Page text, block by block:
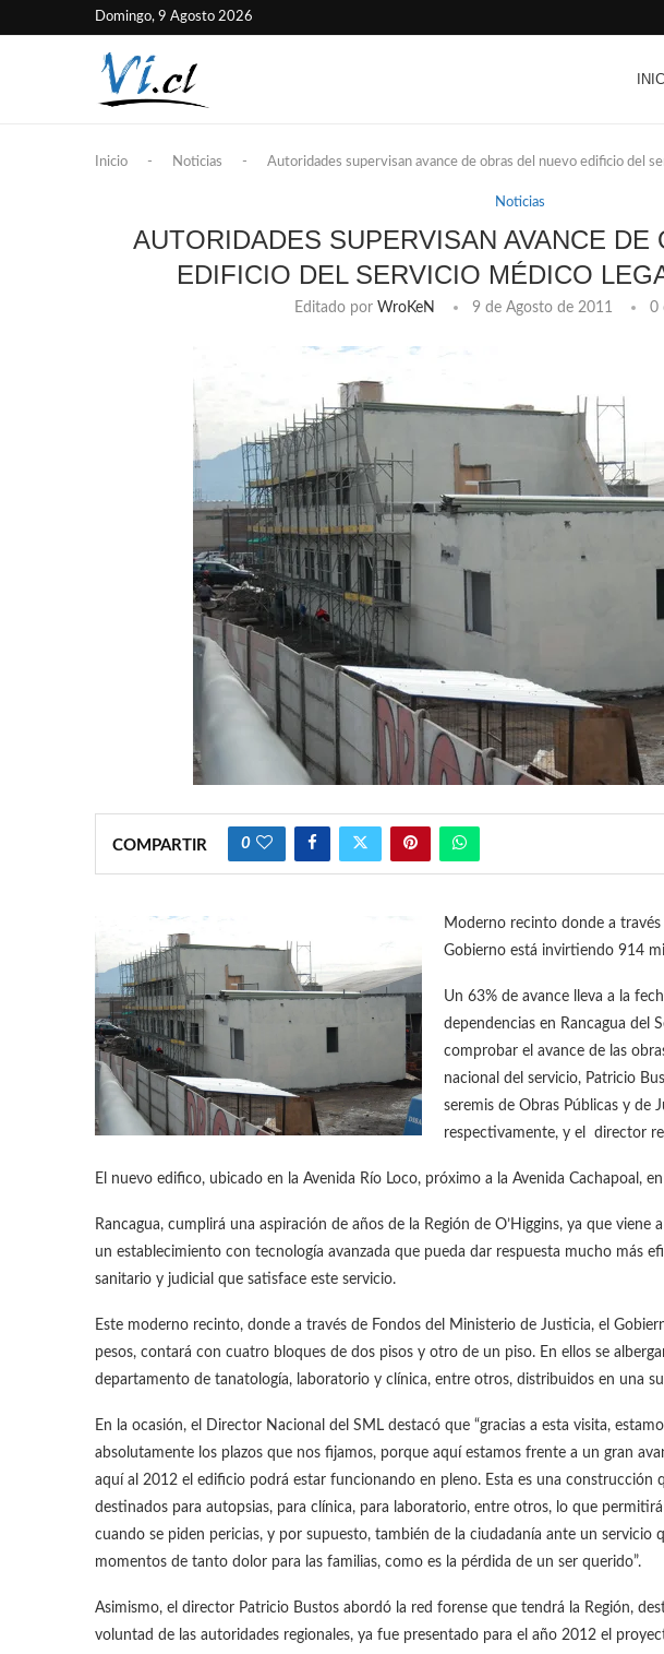
Domingo, 9 Agosto 2026
Inicio - Noticias - Autoridades supervisan avance de obras del nuevo edificio del
Noticias
AUTORIDADES SUPERVISAN AVANCE DE
EDIFICIO DEL SERVICIO MÉDICO
Editado por WroKeN 9 de Agosto de 2011 0
COMPARTIR 0
Moderno recinto donde a
Gobierno está invirtiendo 914
Un 63% de avance lleva a la
dependencias en Rancagua del
comprobar el avance de las
nacional del servicio, Patricio
seremis de Obras Públicas y de
respectivamente, y el director
El nuevo edifico, ubicado en la Avenida Río Loco, próximo a la Avenida Cachapoal, en
Rancagua, cumplirá una aspiración de años de la Región de O’Higgins, ya que
un establecimiento con tecnología avanzada que pueda dar respuesta mucho más
sanitario y judicial que satisface este servicio.
Este moderno recinto, donde a través de Fondos del Ministerio de Justicia, el
pesos, contará con cuatro bloques de dos pisos y otro de un piso. En ellos se
departamento de tanatología, laboratorio y clínica, entre otros, distribuidos en una
En la ocasión, el Director Nacional del SML destacó que “gracias a esta visita,
absolutamente los plazos que nos fijamos, porque aquí estamos frente a un gran
aquí al 2012 el edificio podrá estar funcionando en pleno. Esta es una construcción
destinados para autopsias, para clínica, para laboratorio, entre otros, lo que
cuando se piden pericias, y por supuesto, también de la ciudadanía ante un servicio
momentos de tanto dolor para las familias, como es la pérdida de un ser querido”.
Asimismo, el director Patricio Bustos abordó la red forense que tendrá la Región,
voluntad de las autoridades regionales, ya fue presentado para el año 2012 el